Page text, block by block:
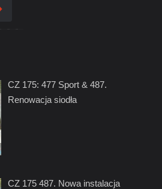
CZ 175: 477 Sport & 487.
Renowacja siodła
CZ 175 487. Nowa instalacja